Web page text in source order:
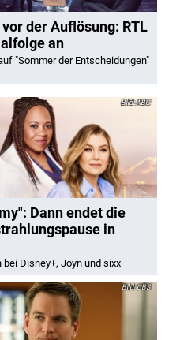
der Auflösung: RTL
an
"Sommer der Entscheidungen"
ABC
Dann endet die
in
bei Disney+, Joyn und sixx
CBS